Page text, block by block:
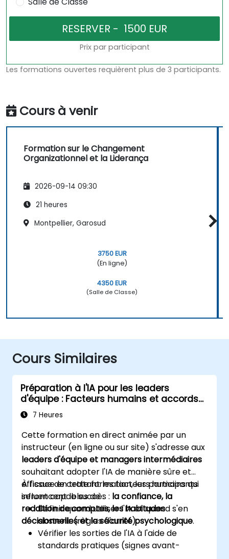
Prix par participant
Les formations ouvertes requièrent plus de 3 participants.
Cours à venir
Formation sur le Changement
Organizationnel et la Liderança
2026-09-14 09:30
21 heures
Montpellier, Garosud
3750 EUR
(En ligne)
4350 EUR
(Salle de Classe)
Cours Similaires
Préparation à l'IA pour les leaders
d'équipe : Facteurs humains et accords
d'équipe
7 Heures
Cette formation en direct animée par un
instructeur (en ligne ou sur site) s'adresse aux
leaders d'équipe et managers intermédiaires
souhaitant adopter l'IA de manière sûre et
efficace en traitant les facteurs humains qui
influencent le succès : la confiance, la
reddition de comptes, les habitudes
décisionnelles et la sécurité psychologique.
À l'issue de cette formation, les participants
seront capables de :
Définir quand utiliser l'IA et quand s'en
abstenir (règles d'arrêt).
Vérifier les sorties de l'IA à l'aide de
standards pratiques (signes avant-